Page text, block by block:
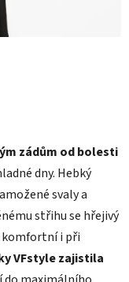
zádům od bolesti
dny. Hebký
svaly a
střihu se hřejivý
komfortní i při
VFstyle zajistila